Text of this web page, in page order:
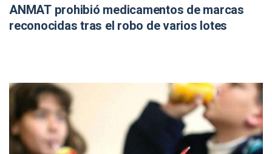
ANMAT prohibió medicamentos de marcas
reconocidas tras el robo de varios lotes